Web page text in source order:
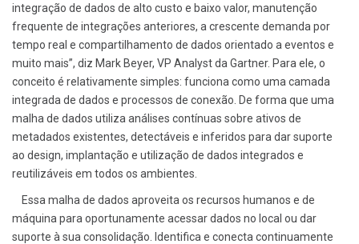
integração de dados de alto custo e baixo valor, manutenção
frequente de integrações anteriores, a crescente demanda por
tempo real e compartilhamento de dados orientado a eventos e
muito mais”, diz Mark Beyer, VP Analyst da Gartner. Para ele, o
conceito é relativamente simples: funciona como uma camada
integrada de dados e processos de conexão. De forma que uma
malha de dados utiliza análises contínuas sobre ativos de
metadados existentes, detectáveis e inferidos para dar suporte
ao design, implantação e utilização de dados integrados e
reutilizáveis em todos os ambientes.
Essa malha de dados aproveita os recursos humanos e de
máquina para oportunamente acessar dados no local ou dar
suporte à sua consolidação. Identifica e conecta continuamente